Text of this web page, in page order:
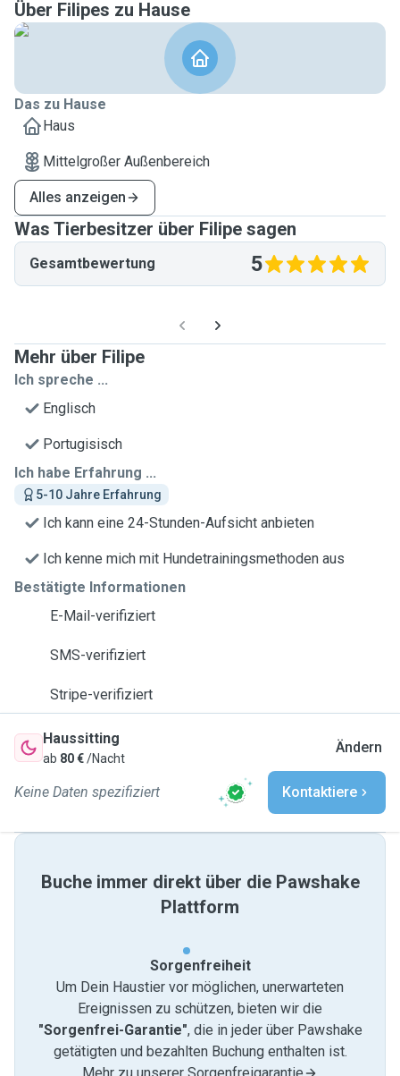
Über Filipes zu Hause
Das zu Hause
Haus
Mittelgroßer Außenbereich
Alles anzeigen
Was Tierbesitzer über Filipe sagen
Gesamtbewertung 5
Mehr über Filipe
Ich spreche ...
Englisch
Portugisisch
Ich habe Erfahrung ...
5-10 Jahre Erfahrung
Ich kann eine 24-Stunden-Aufsicht anbieten
Ich kenne mich mit Hundetrainingsmethoden aus
Bestätigte Informationen
E-Mail-verifiziert
SMS-verifiziert
Stripe-verifiziert
Haussitting
ab 80 €/Nacht
Ändern
Keine Daten spezifiziert Kontaktiere
Buche immer direkt über die Pawshake
Plattform
Sorgenfreiheit
Um Dein Haustier vor möglichen, unerwarteten
Ereignissen zu schützen, bieten wir die
"Sorgenfrei-Garantie", die in jeder über Pawshake
getätigten und bezahlten Buchung enthalten ist.